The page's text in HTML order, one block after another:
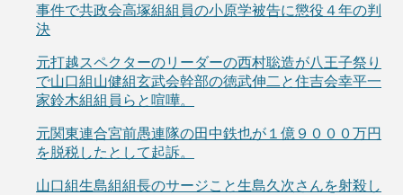
事件で共政会高塚組組員の小原学被告に懲役４年の判
決
元打越スペクターのリーダーの西村聡造が八王子祭り
で山口組山健組玄武会幹部の徳武伸二と住吉会幸平一
家鈴木組組員らと喧嘩。
元関東連合宮前愚連隊の田中鉄也が１億９０００万円
を脱税したとして起訴。
山口組生島組組長のサージこと生島久次さんを射殺し